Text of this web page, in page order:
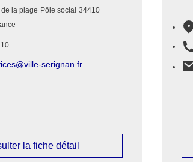
la plage Pôle social 34410
serignan.fr
la fiche détail